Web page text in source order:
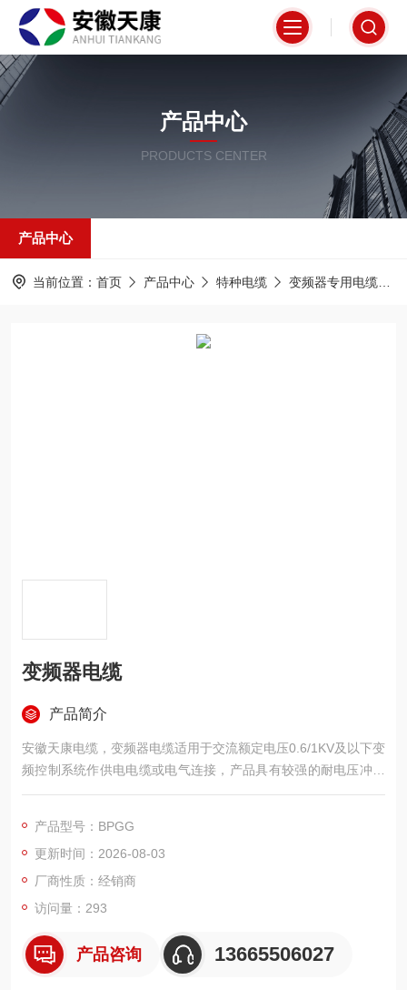
产品中心
PRODUCTS CENTER
产品中心
当前位置： 首页 产品中心 特种电缆 变频器专用电缆
变频器电缆
产品简介
安徽天康电缆，变频器电缆适用于交流额定电压0.6/1KV及以下变
频控制系统作供电电缆或电气连接，产品具有较强的耐电压冲击
性，能经受变频时的脉冲电压，电缆具有良好的屏蔽性，并有效
于冶金、电力、石化等行业。
产品型号：BPGG
更新时间：2026-08-03
厂商性质：经销商
访问量：293
产品咨询 13665506027